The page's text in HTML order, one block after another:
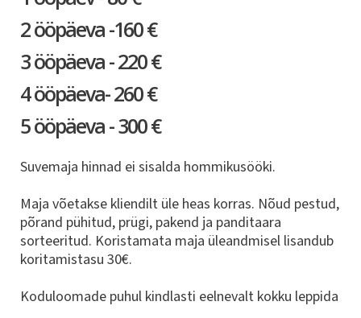
2 ööpäeva -160 €
3 ööpäeva - 220 €
4 ööpäeva- 260 €
5 ööpäeva - 300 €
Suvemaja hinnad ei sisalda hommikusööki.
Maja võetakse kliendilt üle heas korras. Nõud pestud,
põrand pühitud, prügi, pakend ja panditaara
sorteeritud. Koristamata maja üleandmisel lisandub
koritamistasu 30€.
Koduloomade puhul kindlasti eelnevalt kokku leppida